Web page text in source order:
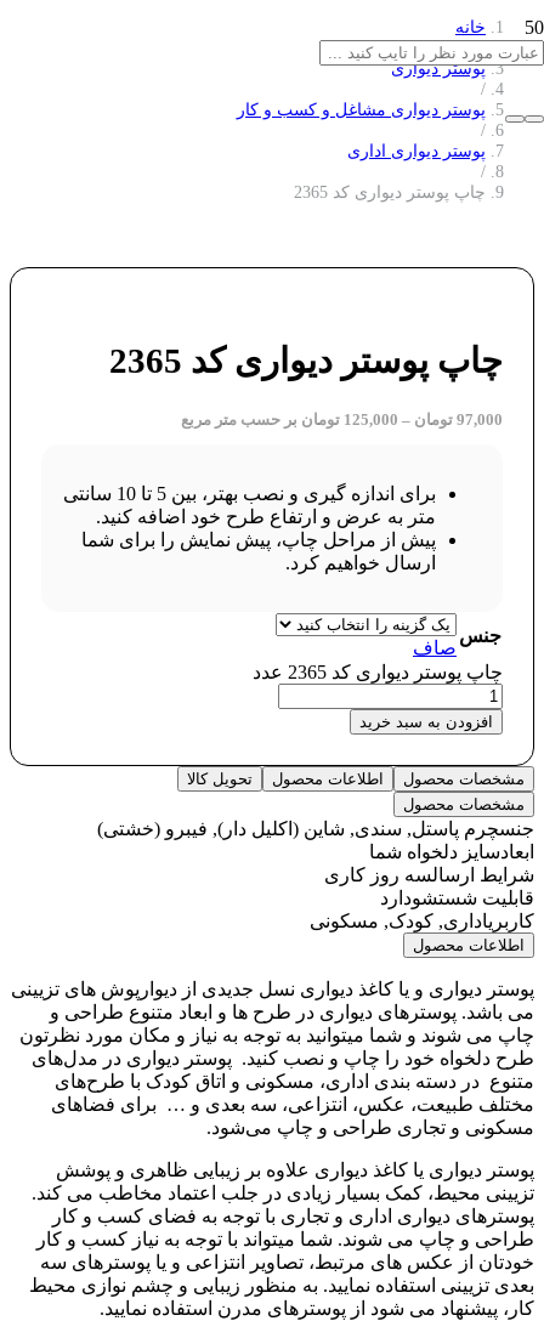
خانه
/
پوستر دیواری
/
پوستر دیواری مشاغل و کسب و کار
/
پوستر دیواری اداری
/
چاپ پوستر دیواری کد 2365
چاپ پوستر دیواری کد 2365
97,000 تومان –
125,000 تومان بر حسب متر مربع
برای اندازه گیری و نصب بهتر، بین 5 تا 10 سانتی
متر به عرض و ارتفاع طرح خود اضافه کنید.
پیش از مراحل چاپ، پیش نمایش را برای شما
ارسال خواهیم کرد.
جنس
صاف
چاپ پوستر دیواری کد 2365 عدد
افزودن به سبد خرید
مشخصات محصول اطلاعات محصول
تحویل کالا
مشخصات محصول
جنسچرم پاستل, سندی, شاین (اکلیل دار), فیبرو (خشتی)
ابعادسایز دلخواه شما
شرایط ارسالسه روز کاری
قابلیت شستشودارد
کاربریاداری, کودک, مسکونی
اطلاعات محصول
پوستر دیواری و یا کاغذ دیواری نسل جدیدی از دیوارپوش های تزیینی
می باشد. پوسترهای دیواری در طرح ها و ابعاد متنوع طراحی و
چاپ می شوند و شما میتوانید به توجه به نیاز و مکان مورد نظرتون
طرح دلخواه خود را چاپ و نصب کنید. پوستر دیواری در مدل‌های
متنوع در دسته‌ بندی اداری، مسکونی و اتاق کودک با طرح‌های
مختلف طبیعت، عکس، انتزاعی، سه بعدی و … برای فضاهای
مسکونی و تجاری طراحی و چاپ می‌شود.
پوستر دیواری یا کاغذ دیواری علاوه بر زیبایی ظاهری و پوشش
تزیینی محیط، کمک بسیار زیادی در جلب اعتماد مخاطب می کند.
پوسترهای دیواری اداری و تجاری با توجه به فضای کسب و کار
طراحی و چاپ می شوند. شما میتواند با توجه به نیاز کسب و کار
خودتان از عکس های مرتبط، تصاویر انتزاعی و یا پوسترهای سه
بعدی تزیینی استفاده نمایید. به منظور زیبایی و چشم نوازی محیط
کار، پیشنهاد می شود از پوسترهای مدرن استفاده نمایید.